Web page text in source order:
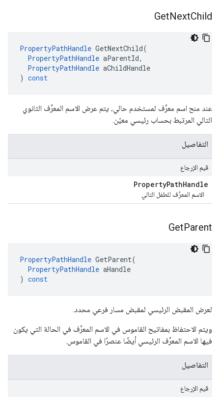
GetNextChild
PropertyPathHandle GetNextChild(
PropertyPathHandle aParentId,
PropertyPathHandle aChildHandle
) const
عند منح اسم معرِّف لمستخدم حالي، يتم عرض الاسم المعرِّف الثانوي
التالي المرتبط بحساب رئيسي معيّن.
التفاصيل
قيم الإرجاع
PropertyPathHandle
الاسم المعرِّف للطفل التالي
GetParent
PropertyPathHandle GetParent(
PropertyPathHandle aHandle
) const
لعرض المقبض الرئيسي لمقبض مسار فرعي محدد.
ويتم الاحتفاظ بمفاتيح القاموس في الاسم المعرِّف في الحالة التي يكون
فيها الاسم المعرِّف الرئيسي أيضًا عنصرًا في القاموس.
التفاصيل
قيم الإرجاع